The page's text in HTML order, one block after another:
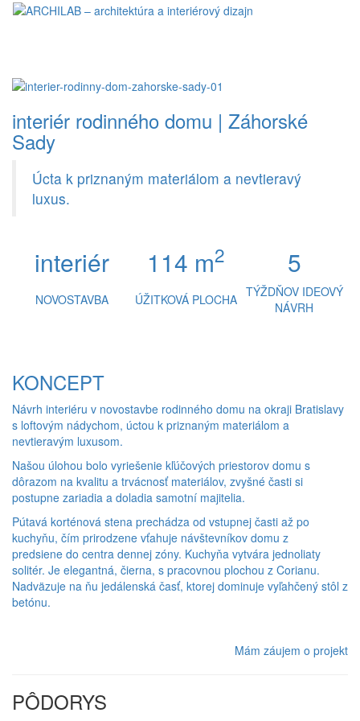
interiér rodinného domu | Záhorské
Sady
Úcta k priznaným materiálom a nevtieravý
luxus.
interiér 114 m2 5
NOVOSTAVBA ÚŽITKOVÁ PLOCHA TÝŽDŇOV IDEOVÝ
NÁVRH
KONCEPT
Návrh interiéru v novostavbe rodinného domu na okraji Bratislavy
s loftovým nádychom, úctou k priznaným materiálom a
nevtieravým luxusom.
Našou úlohou bolo vyriešenie kľúčových priestorov domu s
dôrazom na kvalitu a trvácnosť materiálov, zvyšné časti si
postupne zariadia a doladia samotní majitelia.
Pútavá korténová stena prechádza od vstupnej časti až po
kuchyňu, čím prirodzene vťahuje návštevníkov domu z
predsiene do centra dennej zóny. Kuchyňa vytvára jednoliaty
solitér. Je elegantná, čierna, s pracovnou plochou z Corianu.
Nadväzuje na ňu jedálenská časť, ktorej dominuje vyľahčený stôl z
betónu.
Mám záujem o projekt
PÔDORYS